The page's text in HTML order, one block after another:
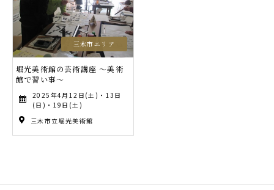
三木市エリア
堀光美術館の芸術講座 ～美術
館で習い事～
2025年4月12日(土)・13日
(日)・19日(土)
三木市立堀光美術館